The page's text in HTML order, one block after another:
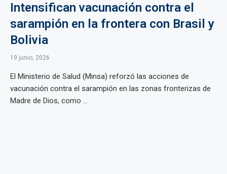
Intensifican vacunación contra el
sarampión en la frontera con Brasil y
Bolivia
19 junio, 2026
El Ministerio de Salud (Minsa) reforzó las acciones de
vacunación contra el sarampión en las zonas fronterizas de
Madre de Dios, como ...